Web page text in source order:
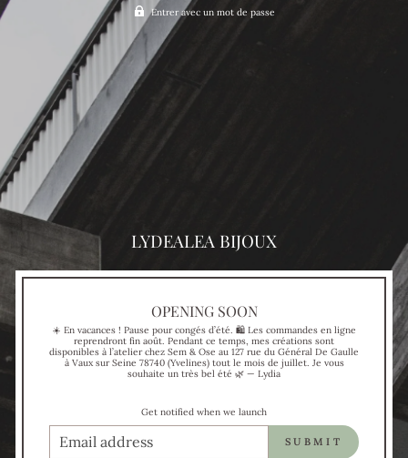
Entrer avec un mot de passe
LYDEALEA BIJOUX
OPENING SOON
☀️ En vacances ! Pause pour congés d’été. 🛍 Les commandes en ligne
reprendront fin août. Pendant ce temps, mes créations sont
disponibles à l’atelier chez Sem & Ose au 127 rue du Général De Gaulle
à Vaux sur Seine 78740 (Yvelines) tout le mois de juillet. Je vous
souhaite un très bel été 🌿 — Lydia
Get notified when we launch
COURRIEL
SUBMIT